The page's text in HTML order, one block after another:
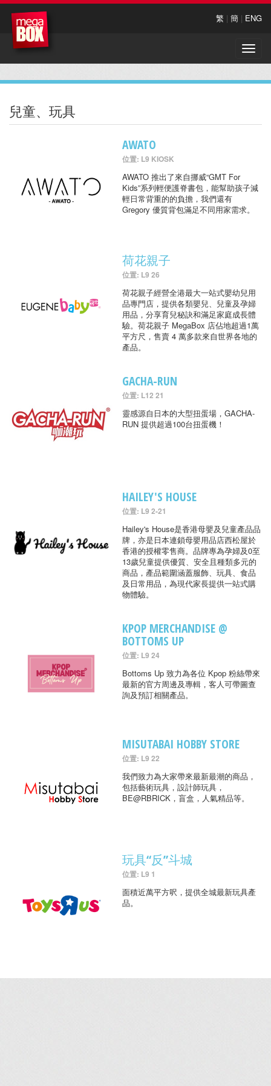
繁 | 簡 | ENG
Toggle
兒童、玩具
AWATO
位置: L9 KIOSK
AWATO 推出了來自挪威“GMT For
Kids”系列輕便護脊書包，能幫助孩子減
輕日常背重的的負擔，我們還有
Gregory 優質背包滿足不同用家需求。
荷花親子
位置: L9 26
荷花親子經營全港最大一站式嬰幼兒用
品專門店，提供各類嬰兒、兒童及孕婦
用品，分享育兒秘訣和滿足家庭成長體
驗。荷花親子 MegaBox 店佔地超過1萬
平方尺，售賣 4 萬多款來自世界各地的
產品。
GACHA-RUN
位置: L12 21
靈感源自日本的大型扭蛋場，GACHA-
RUN 提供超過100台扭蛋機！
HAILEY'S HOUSE
位置: L9 2-21
Hailey's House是香港母嬰及兒童產品品
牌，亦是日本連鎖母嬰用品店西松屋於
香港的授權零售商。品牌專為孕婦及0至
13歲兒童提供優質、安全且種類多元的
商品，產品範圍涵蓋服飾、玩具、食品
及日常用品，為現代家長提供一站式購
物體驗。
KPOP MERCHANDISE @
BOTTOMS UP
位置: L9 24
Bottoms Up 致力為各位 Kpop 粉絲帶來
最新的官方周邊及專輯，客人可帶圖查
詢及預訂相關產品。
MISUTABAI HOBBY STORE
位置: L9 22
我們致力為大家帶來最新最潮的商品，
包括藝術玩具，設計師玩具，
BE@RBRICK，盲盒，人氣精品等。
玩具“反”斗城
位置: L9 1
面積近萬平方呎，提供全城最新玩具產
品。